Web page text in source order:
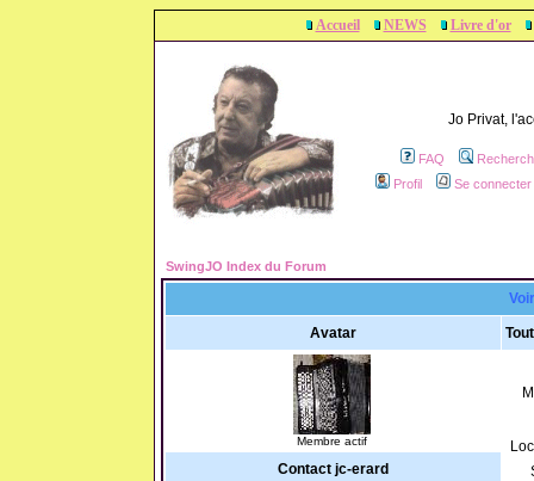
Accueil NEWS Livre d'or
Jo Privat,
FAQ
Profil
Se
SwingJO Index du Forum
Avatar
Membre actif
Contact jc-erard